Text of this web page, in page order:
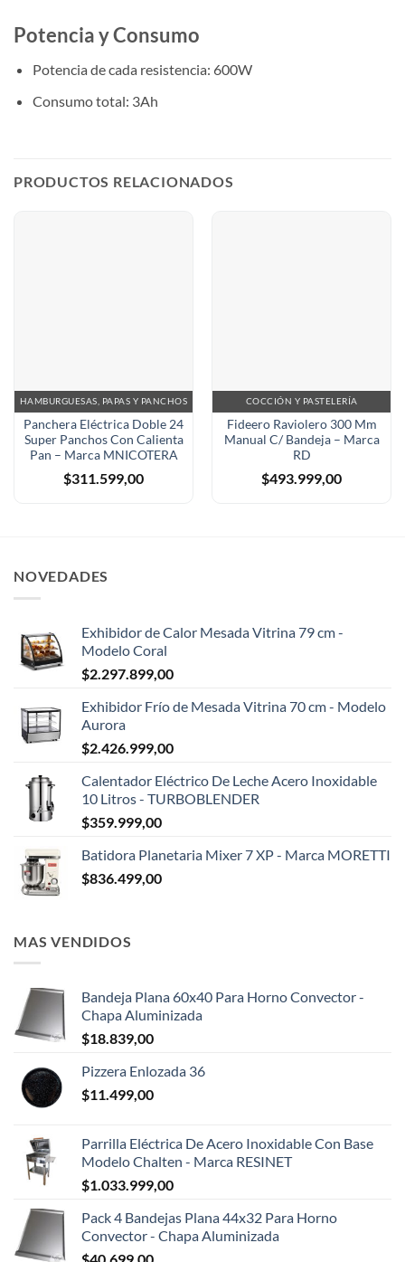
Potencia y Consumo
Potencia de cada resistencia: 600W
Consumo total: 3Ah
PRODUCTOS RELACIONADOS
HAMBURGUESAS, PAPAS Y PANCHOS
Panchera Eléctrica Doble 24
Super Panchos Con Calienta
Pan – Marca MNICOTERA
$311.599,00
COCCIÓN Y PASTELERÍA
Fideero Raviolero 300 Mm
Manual C/ Bandeja – Marca
RD
$493.999,00
NOVEDADES
Exhibidor de Calor Mesada Vitrina 79 cm -
Modelo Coral
$2.297.899,00
Exhibidor Frío de Mesada Vitrina 70 cm - Modelo
Aurora
$2.426.999,00
Calentador Eléctrico De Leche Acero Inoxidable
10 Litros - TURBOBLENDER
$359.999,00
Batidora Planetaria Mixer 7 XP - Marca MORETTI
$836.499,00
MAS VENDIDOS
Bandeja Plana 60x40 Para Horno Convector -
Chapa Aluminizada
$18.839,00
Pizzera Enlozada 36
$11.499,00
Parrilla Eléctrica De Acero Inoxidable Con Base
Modelo Chalten - Marca RESINET
$1.033.999,00
Pack 4 Bandejas Plana 44x32 Para Horno
Convector - Chapa Aluminizada